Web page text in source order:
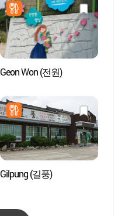
Geon Won (전원)
Gilpung (길풍)